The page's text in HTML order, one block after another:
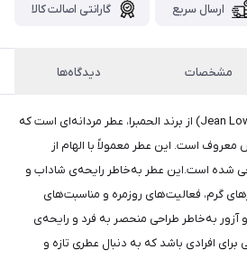
ارسال سریع گارانتی اصالت کالا
مشخصات دیدگاه‌ها
ادکلن جین لوو آزور (Jean Lowe Azure) از برند الحمبرا، عطر مردانه‌ای است که
معروف است. این عطر معمولاً با الهام از
شده است.این عطر به‌خاطر رایحه‌ی شاداب و
گرم، فعالیت‌های روزمره و مناسبت‌های
به‌خاطر طراحی منحصر به فرد و رایحه‌ی
افرادی باشد که به دنبال عطری تازه و